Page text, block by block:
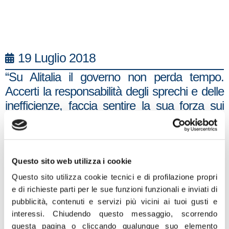
Questo sito web utilizza i cookie
Questo sito utilizza cookie tecnici e di profilazione propri
e di richieste parti per le sue funzioni funzionali e inviati di
pubblicità, contenuti e servizi più vicini ai tuoi gusti e
interessi.Chiudendo questo messaggio, scorrendo
questa pagina o cliccando qualunque suo elemento
19 Luglio 2018
“Su Alitalia il governo non perda tempo.
Accerti la responsabilità degli sprechi e delle
inefficienze, faccia sentire la sua forza sui
colpevoli del suo depauperamento, ma
faccia tornare lo Stato dentro l’azienda
maggioranza di capitale pubblico e, insieme,
ci può essere efficienza e buon governo.
Dalla proprietà di Alitalia dipende un pezzo
della nostra sovranità nazionale, dipende la
scelta degli hub principali, dei voli